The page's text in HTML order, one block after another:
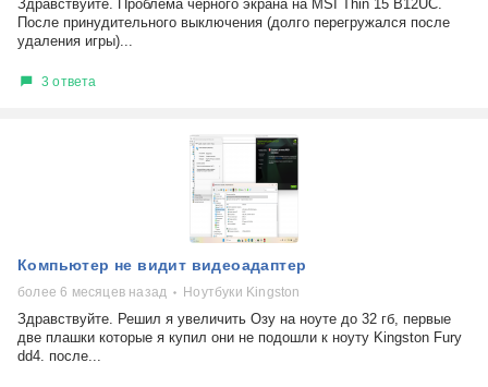
Здравствуйте. Проблема чёрного экрана на MSI Thin 15 B12UC.
После принудительного выключения (долго перегружался после
удаления игры)...
3 ответа
Компьютер не видит видеоадаптер
более 6 месяцев назад Ноутбуки Kingston
Здравствуйте. Решил я увеличить Озу на ноуте до 32 гб, первые
две плашки которые я купил они не подошли к ноуту Kingston Fury
dd4. после...